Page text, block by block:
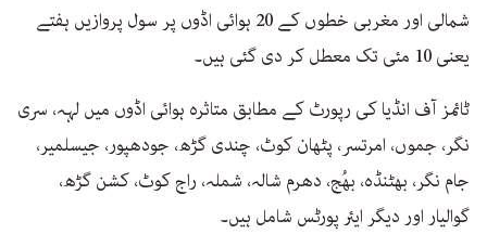
شمالی اور مغربی خطوں کے 20 ہوائی اڈوں پر سول پروازیں ہفتے
یعنی 10 مئی تک معطل کر دی گئی ہیں۔
ٹائمز آف انڈیا کی رپورٹ کے مطابق متاثرہ ہوائی اڈوں میں لہہ، سری
نگر، جموں، امرتسر، پٹھان کوٹ، چندی گڑھ، جودھپور، جیسلمیر،
جام نگر، بھٹنڈہ، بھُج، دھرم شالہ، شملہ، راج کوٹ، کشن گڑھ،
گوالیار اور دیگر ایئر پورٹس شامل ہیں۔